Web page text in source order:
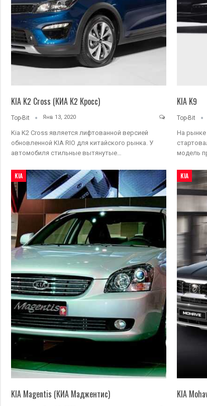
KIA K2 Cross (КИА К2 Кросс)
Top-Bit Янв 13, 2020
Kia K2 Cross является лифтованной версией
обновленной KIA RIO для китайского рынка. У
автомобиля стильные вытянутые…
KIA K9
Top-Bit
На
модель
KIA
KIA Magentis (КИА Маджентис)
KIA
KIA